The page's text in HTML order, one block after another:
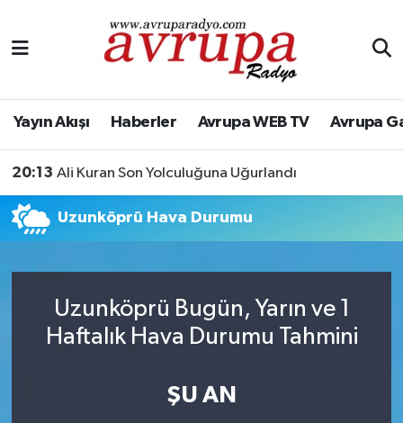
Yayın Akışı Haberler Avrupa WEB TV Avrupa
20:13 Ali Kuran Son Yolculuğuna Uğurlandı
Uzunköprü Hava Durumu
Uzunköprü Bugün, Yarın ve 1
Haftalık Hava Durumu Tahmini
ŞU AN
Yayın Akışı
Haberler
KÜLTÜR-SANAT
Genel
Nöbetçi Eczaneler
Hava Durumu
Tüm Manşetler
Son Dakika Haberleri